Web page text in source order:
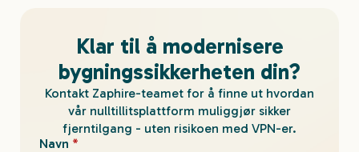
Klar til å modernisere
bygningssikkerheten din?
Kontakt Zaphire-teamet for å finne ut hvordan
vår nulltillitsplattform muliggjør sikker
fjerntilgang - uten risikoen med VPN-er.
Navn *